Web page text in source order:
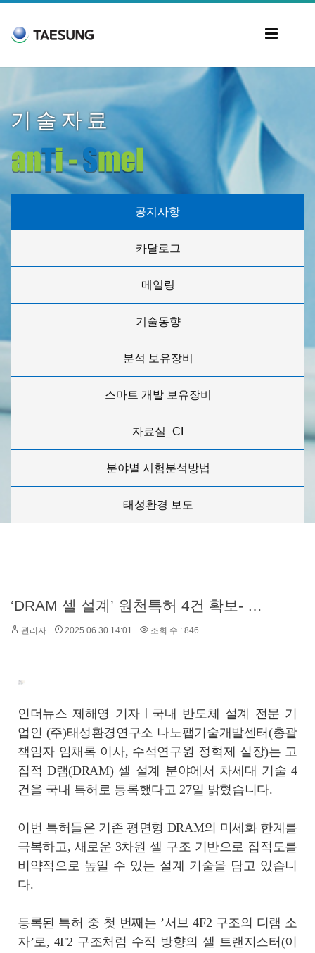
기술자료
공지사항
카달로그
메일링
기술동향
분석 보유장비
스마트 개발 보유장비
자료실_CI
분야별 시험분석방법
태성환경 보도
‘DRAM 셀 설계’ 원천특허 4건 확보- 나노팹기술개발센터
관리자 2025.06.30 14:01 조회 수 : 846
인더뉴스 제해영 기자ㅣ국내 반도체 설계 전문 기
업인 (주)태성환경연구소 나노팹기술개발센터(총괄
책임자 임채록 이사, 수석연구원 정혁제 실장)는 고
집적 D램(DRAM) 셀 설계 분야에서 차세대 기술 4
건을 국내 특허로 등록했다고 27일 밝혔습니다.
이번 특허들은 기존 평면형 DRAM의 미세화 한계를
극복하고, 새로운 3차원 셀 구조 기반으로 집적도를
비약적으로 높일 수 있는 설계 기술을 담고 있습니
다.
등록된 특허 중 첫 번째는 ’서브 4F2 구조의 디램 소
자’로, 4F2 구조처럼 수직 방향의 셀 트랜지스터(이